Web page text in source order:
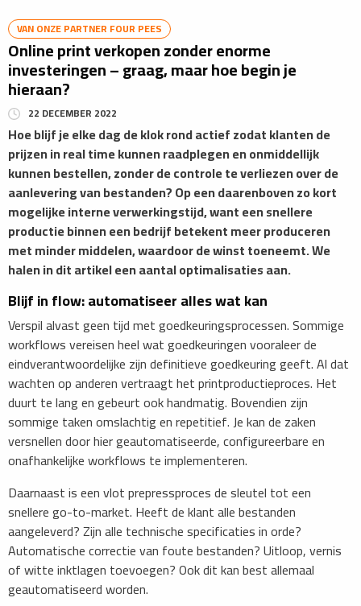
VAN ONZE PARTNER FOUR PEES
Online print verkopen zonder enorme
investeringen – graag, maar hoe begin je
hieraan?
22 DECEMBER 2022
Hoe blijf je elke dag de klok rond actief zodat klanten de
prijzen in real time kunnen raadplegen en onmiddellijk
kunnen bestellen, zonder de controle te verliezen over de
aanlevering van bestanden? Op een daarenboven zo kort
mogelijke interne verwerkingstijd, want een snellere
productie binnen een bedrijf betekent meer produceren
met minder middelen, waardoor de winst toeneemt. We
halen in dit artikel een aantal optimalisaties aan.
Blijf in flow: automatiseer alles wat kan
Verspil alvast geen tijd met goedkeuringsprocessen. Sommige
workflows vereisen heel wat goedkeuringen vooraleer de
eindverantwoordelijke zijn definitieve goedkeuring geeft. Al dat
wachten op anderen vertraagt het printproductieproces. Het
duurt te lang en gebeurt ook handmatig. Bovendien zijn
sommige taken omslachtig en repetitief. Je kan de zaken
versnellen door hier geautomatiseerde, configureerbare en
onafhankelijke workflows te implementeren.
Daarnaast is een vlot prepressproces de sleutel tot een
snellere go-to-market. Heeft de klant alle bestanden
aangeleverd? Zijn alle technische specificaties in orde?
Automatische correctie van foute bestanden? Uitloop, vernis
of witte inktlagen toevoegen? Ook dit kan best allemaal
geautomatiseerd worden.